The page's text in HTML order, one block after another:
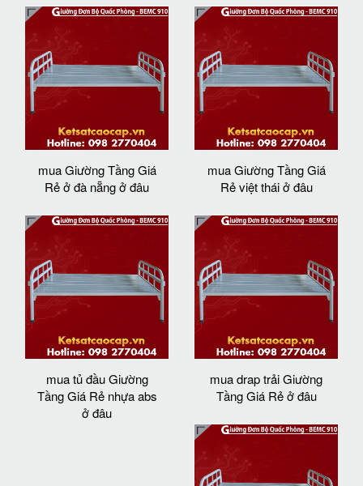
mua Giường Tầng Giá
Rẻ ở đà nẵng ở đâu
mua Giường Tầng Giá
Rẻ việt thái ở đâu
mua tủ đầu Giường
Tầng Giá Rẻ nhựa abs
ở đâu
mua drap trải Giường
Tầng Giá Rẻ ở đâu